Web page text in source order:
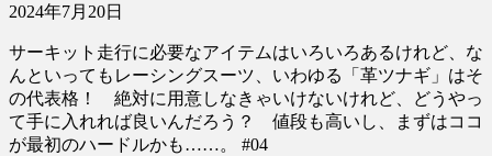
2024年7月20日
サーキット走行に必要なアイテムはいろいろあるけれど、な
んといってもレーシングスーツ、いわゆる「革ツナギ」はそ
の代表格！ 絶対に用意しなきゃいけないけれど、どうやっ
て手に入れれば良いんだろう？ 値段も高いし、まずはココ
が最初のハードルかも……。 #04